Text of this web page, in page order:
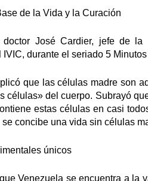
de la Vida y la Curación
José Cardier, jefe de la
IVIC, durante el seriado 5
que las células madre son
células» del cuerpo. Subrayó
estas células en casi
se concibe una vida sin células
únicos
Venezuela se encuentra a la